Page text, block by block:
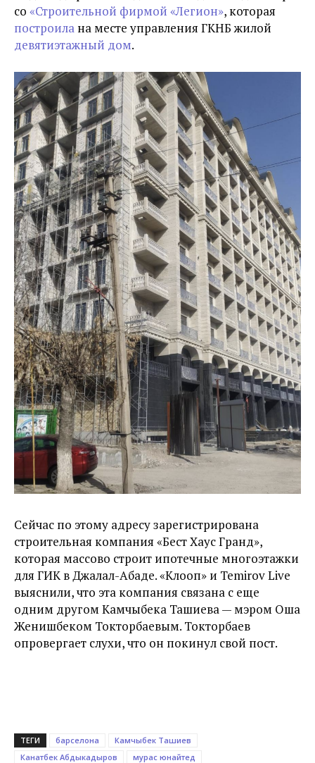
со «Строительной фирмой «Легион», которая
построила на месте управления ГКНБ жилой
девятиэтажный дом.
Сейчас по этому адресу зарегистрирована
строительная компания «Бест Хаус Гранд»,
которая массово строит ипотечные многоэтажки
для ГИК в Джалал-Абаде. «Клооп» и Temirov Live
выяснили, что эта компания связана с еще
одним другом Камчыбека Ташиева — мэром Оша
Женишбеком Токторбаевым. Токторбаев
опровергает слухи, что он покинул свой пост.
ТЕГИ барселона
Камчыбек Ташиев
Канатбек Абдыкадыров
мурас юнайтед